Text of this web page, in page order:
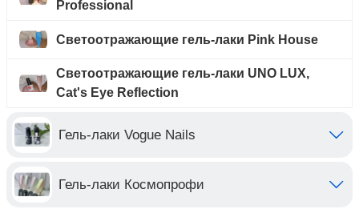
Professional
Светоотражающие гель-лаки Pink House
Светоотражающие гель-лаки UNO LUX,
Cat's Eye Reflection
Гель-лаки Vogue Nails
Гель-лаки Космопрофи